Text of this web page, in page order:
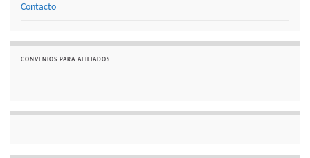
Contacto
CONVENIOS PARA AFILIADOS